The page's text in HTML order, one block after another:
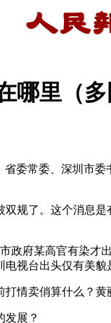
里（多
委常委、深圳市
规了。这个消息
政府某高官有染
视台出头仅有美
情卖俏算什么？黄
发展？